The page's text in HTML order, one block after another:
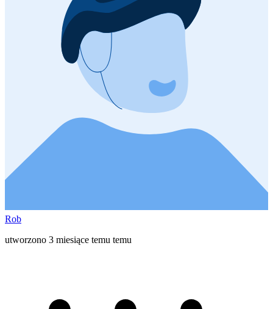
Rob
utworzono 3 miesiące temu temu